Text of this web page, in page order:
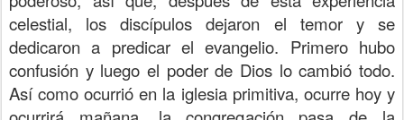
celestial, los discípulos dejaron el temor y se
dedicaron a predicar el evangelio. Primero hubo
confusión y luego el poder de Dios lo cambió todo.
Así como ocurrió en la iglesia primitiva, ocurre hoy y